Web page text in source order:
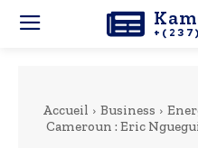
Accueil Business
Cameroun : Eric